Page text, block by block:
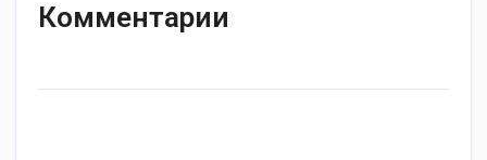
Комментарии